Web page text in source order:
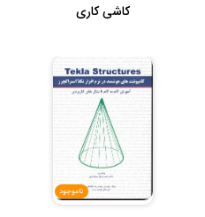
کاشی کاری
ناموجود